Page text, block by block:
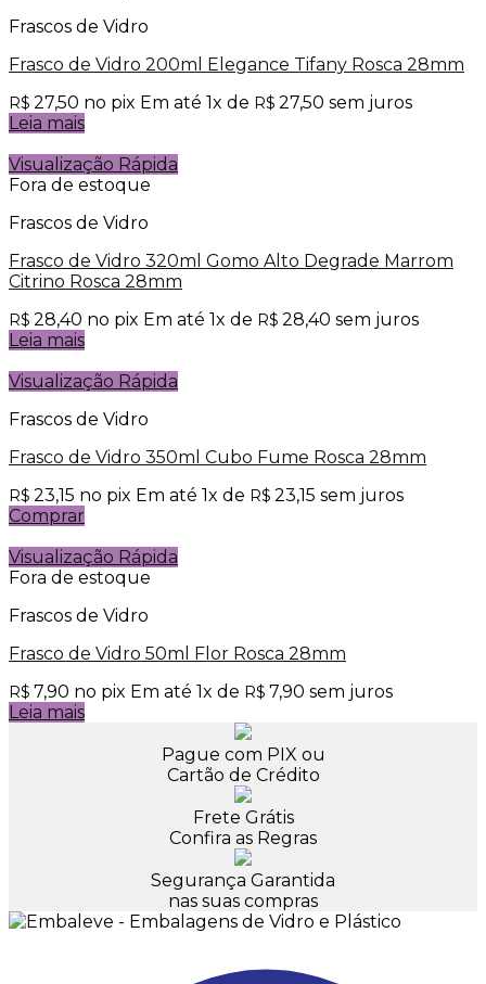
Frascos de Vidro
Frasco de Vidro 200ml Elegance Tifany Rosca 28mm
R$ 27,50 no pix Em até 1x de R$ 27,50 sem juros
Leia mais
Visualização Rápida
Fora de estoque
Frascos de Vidro
Frasco de Vidro 320ml Gomo Alto Degrade Marrom
Citrino Rosca 28mm
R$ 28,40 no pix Em até 1x de R$ 28,40 sem juros
Leia mais
Visualização Rápida
Frascos de Vidro
Frasco de Vidro 350ml Cubo Fume Rosca 28mm
R$ 23,15 no pix Em até 1x de R$ 23,15 sem juros
Comprar
Visualização Rápida
Fora de estoque
Frascos de Vidro
Frasco de Vidro 50ml Flor Rosca 28mm
R$ 7,90 no pix Em até 1x de R$ 7,90 sem juros
Leia mais
Pague com PIX ou
Cartão de Crédito
Frete Grátis
Confira as Regras
Segurança Garantida
nas suas compras